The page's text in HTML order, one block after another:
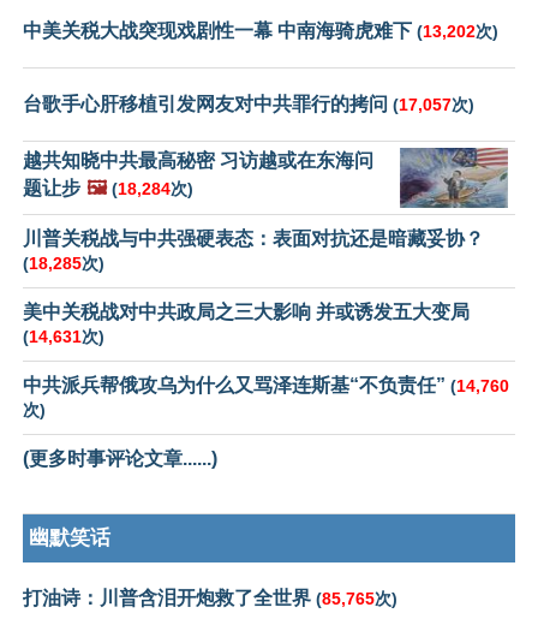
中美关税大战突现戏剧性一幕 中南海骑虎难下 (13,202次)
台歌手心肝移植引发网友对中共罪行的拷问 (17,057次)
越共知晓中共最高秘密 习访越或在东海问
题让步 🖼️ (18,284次)
川普关税战与中共强硬表态：表面对抗还是暗藏妥协？
(18,285次)
美中关税战对中共政局之三大影响 并或诱发五大变局
(14,631次)
中共派兵帮俄攻乌为什么又骂泽连斯基“不负责任” (14,760
次)
(更多时事评论文章......)
幽默笑话
打油诗：川普含泪开炮救了全世界 (85,765次)